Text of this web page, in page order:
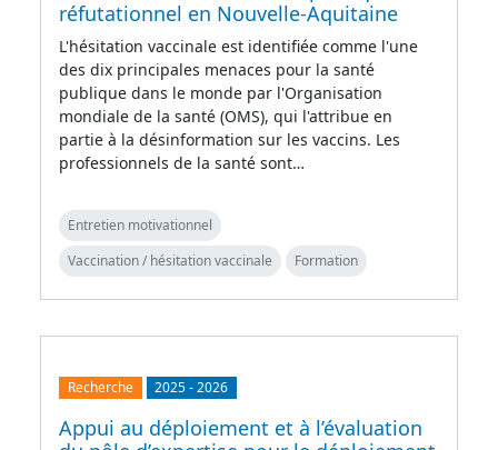
réfutationnel en Nouvelle-Aquitaine
L'hésitation vaccinale est identifiée comme l'une
des dix principales menaces pour la santé
publique dans le monde par l'Organisation
mondiale de la santé (OMS), qui l'attribue en
partie à la désinformation sur les vaccins. Les
professionnels de la santé sont…
Entretien motivationnel
Vaccination / hésitation vaccinale
Formation
Recherche 2025-2026
Appui au déploiement et à l’évaluation